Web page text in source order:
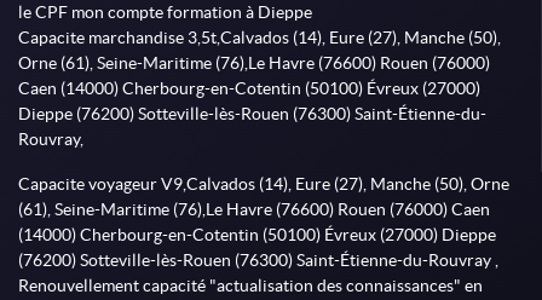
le CPF mon compte formation à Dieppe
Capacite marchandise 3,5t,Calvados (14), Eure (27), Manche (50),
Orne (61), Seine-Maritime (76),Le Havre (76600) Rouen (76000)
Caen (14000) Cherbourg-en-Cotentin (50100) Évreux (27000)
Dieppe (76200) Sotteville-lès-Rouen (76300) Saint-Étienne-du-
Rouvray,
Capacite voyageur V9,Calvados (14), Eure (27), Manche (50), Orne
(61), Seine-Maritime (76),Le Havre (76600) Rouen (76000) Caen
(14000) Cherbourg-en-Cotentin (50100) Évreux (27000) Dieppe
(76200) Sotteville-lès-Rouen (76300) Saint-Étienne-du-Rouvray ,
Renouvellement capacité "actualisation des connaissances" en